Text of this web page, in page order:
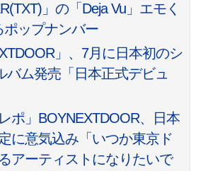
」の「Deja Vu」エモく
ポップナンバー
」、7月に日本初のシ
バム発売「日本正式デビュ
ポ」BOYNEXTDOOR、日本
に意気込み「いつか東京ド
アーティストになりたいで